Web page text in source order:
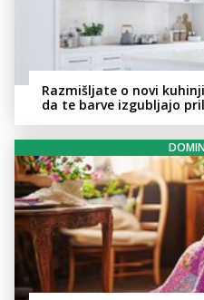
Razmišljate o novi
da te barve izgubljajo